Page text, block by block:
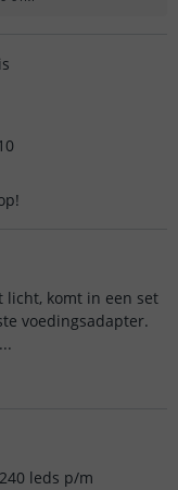
licht, komt in een set
voedingsadapter.
leds p/m